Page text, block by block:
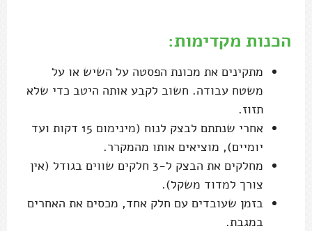
הכנות מקדימות:
מתקינים את מכונת הפסטה על השיש או על
משטח עבודה. חשוב לקבע אותה היטב כדי שלא
תזוז.
אחרי שנתתם לבצק לנוח (מינימום 15 דקות ועד
יומיים), מוציאים אותו מהמקרר.
מחלקים את הבצק ל-3 חלקים שווים בגודל (אין
צורך למדוד משקל).
בזמן שעובדים עם חלק אחד, מכסים את האחרים
במגבת.